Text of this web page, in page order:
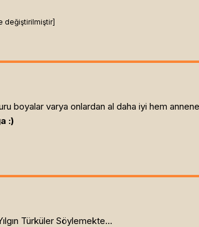
değiştirilmiştir]
boyalar varya onlardan al daha iyi hem
:)
Türküler Söylemekte...